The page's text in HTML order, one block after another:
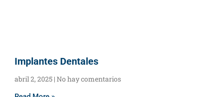
Implantes Dentales
abril 2, 2025 No hay comentarios